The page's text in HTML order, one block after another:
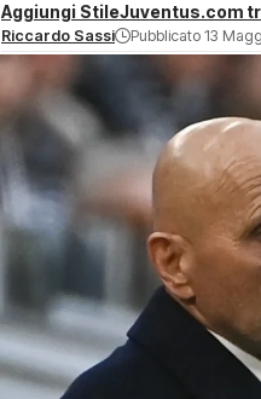
Aggiungi StileJuventus.com
Riccardo Sassi Pubblicato 13